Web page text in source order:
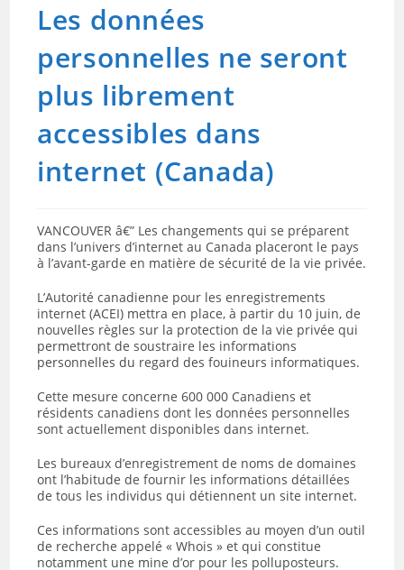
Les données
personnelles ne seront
plus librement
accessibles dans
internet (Canada)
VANCOUVER â€” Les changements qui se préparent
dans l’univers d’internet au Canada placeront le pays
à l’avant-garde en matière de sécurité de la vie privée.
L’Autorité canadienne pour les enregistrements
internet (ACEI) mettra en place, à partir du 10 juin, de
nouvelles règles sur la protection de la vie privée qui
permettront de soustraire les informations
personnelles du regard des fouineurs informatiques.
Cette mesure concerne 600 000 Canadiens et
résidents canadiens dont les données personnelles
sont actuellement disponibles dans internet.
Les bureaux d’enregistrement de noms de domaines
ont l’habitude de fournir les informations détaillées
de tous les individus qui détiennent un site internet.
Ces informations sont accessibles au moyen d’un outil
de recherche appelé « Whois » et qui constitue
notamment une mine d’or pour les polluposteurs.